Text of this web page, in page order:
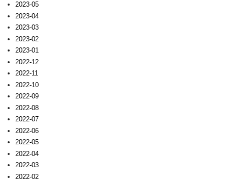
2023-05
2023-04
2023-03
2023-02
2023-01
2022-12
2022-11
2022-10
2022-09
2022-08
2022-07
2022-06
2022-05
2022-04
2022-03
2022-02